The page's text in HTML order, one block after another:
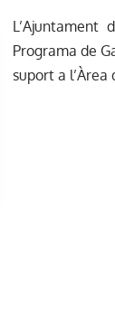
Programa de
suport a l’Àrea